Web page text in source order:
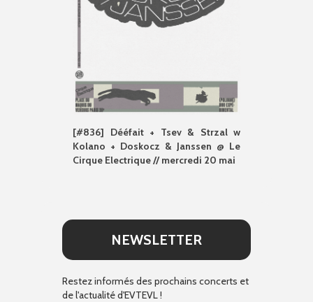
[#836] Dééfait + Tsev & Strzal w
Kolano + Doskocz & Janssen @ Le
Cirque Electrique // mercredi 20 mai
NEWSLETTER
Restez informés des prochains concerts et
de l'actualité d'EVTEVL !